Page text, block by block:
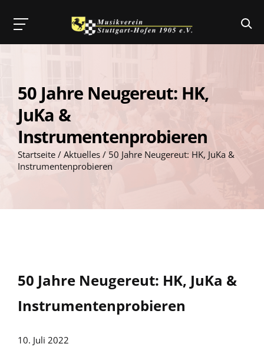
content50 Jahre Neugereut: HK,
JuKa &
Instrumentenprobieren
Startseite / Aktuelles / 50 Jahre Neugereut: HK, JuKa &
Instrumentenprobieren
50 Jahre Neugereut: HK, JuKa &
Instrumentenprobieren
10. Juli 2022